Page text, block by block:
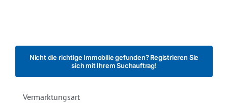
Nicht die richtige Immobilie gefunden? Registrieren Sie
sich mit Ihrem Suchauftrag!
Vermarktungsart